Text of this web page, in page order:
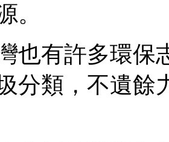
。
有許多環保
分類，不遺餘